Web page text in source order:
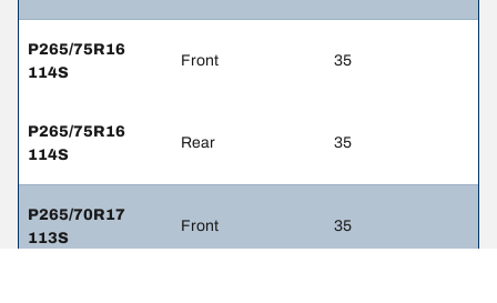
P265/75R16
114S
Front 35
P265/75R16
114S
Rear 35
P265/70R17
113S
Front 35